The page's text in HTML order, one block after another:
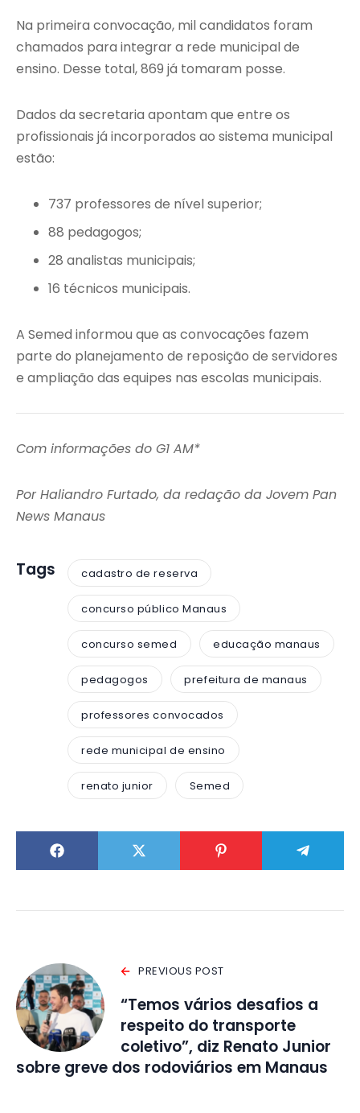
Na primeira convocação, mil candidatos foram
chamados para integrar a rede municipal de
ensino. Desse total, 869 já tomaram posse.
Dados da secretaria apontam que entre os
profissionais já incorporados ao sistema municipal
estão:
737 professores de nível superior;
88 pedagogos;
28 analistas municipais;
16 técnicos municipais.
A Semed informou que as convocações fazem
parte do planejamento de reposição de servidores
e ampliação das equipes nas escolas municipais.
Com informações do G1 AM*
Por Haliandro Furtado, da redação da Jovem Pan
News Manaus
Tags cadastro de reserva
concurso público Manaus
concurso semed educação manaus
pedagogos prefeitura de manaus
professores convocados
rede municipal de ensino
renato junior Semed
PREVIOUS POST
“Temos vários desafios a
respeito do transporte
coletivo”, diz Renato Junior
sobre greve dos rodoviários em Manaus